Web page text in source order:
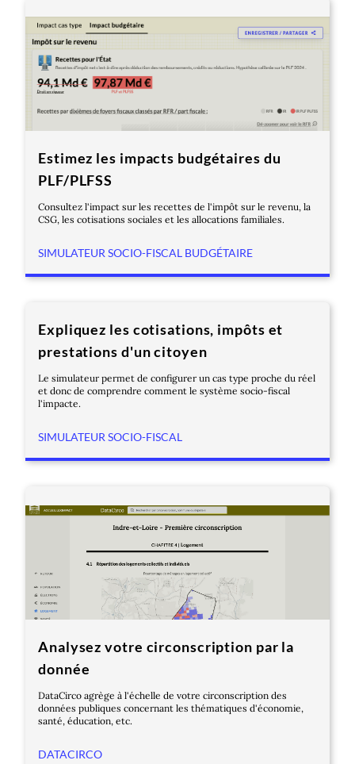
Estimez les impacts budgétaires du
PLF/PLFSS
Consultez l'impact sur les recettes de l'impôt sur le revenu, la
CSG, les cotisations sociales et les allocations familiales.
SIMULATEUR SOCIO-FISCAL BUDGÉTAIRE
Expliquez les cotisations, impôts et
prestations d'un citoyen
Le simulateur permet de configurer un cas type proche du réel
et donc de comprendre comment le système socio-fiscal
l'impacte.
SIMULATEUR SOCIO-FISCAL
Analysez votre circonscription par la
donnée
DataCirco agrège à l'échelle de votre circonscription des
données publiques concernant les thématiques d'économie,
santé, éducation, etc.
DATACIRCO